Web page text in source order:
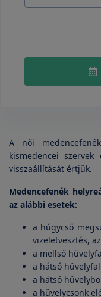
A női
kismedencei
visszaállítását értjük.
Medencefenék
az alábbi esetek:
a húgycső
vizeletvesztés,
a mellső
a hátsó
a hátsó
a hüvelycsonk